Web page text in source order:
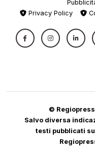
Privacy Policy
©
Salvo diversa
testi pubblicati